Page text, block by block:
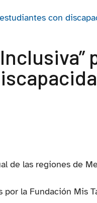
de las regiones de
la Fundación Mis